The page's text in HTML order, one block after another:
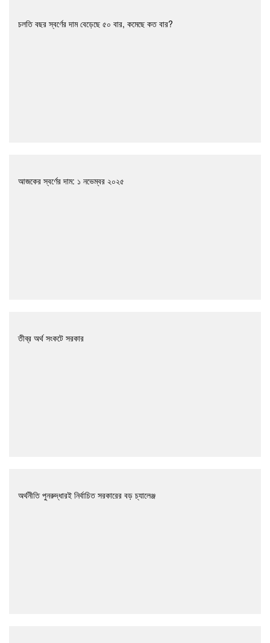
চলতি বছর স্বর্ণের দাম বেড়েছে ৫০ বার, কমেছে কত বার?
আজকের স্বর্ণের দাম: ১ নভেম্বর ২০২৫
তীব্র অর্থ সংকটে সরকার
অর্থনীতি পুনরুদ্ধারই নির্বাচিত সরকারের বড় চ্যালেঞ্জ